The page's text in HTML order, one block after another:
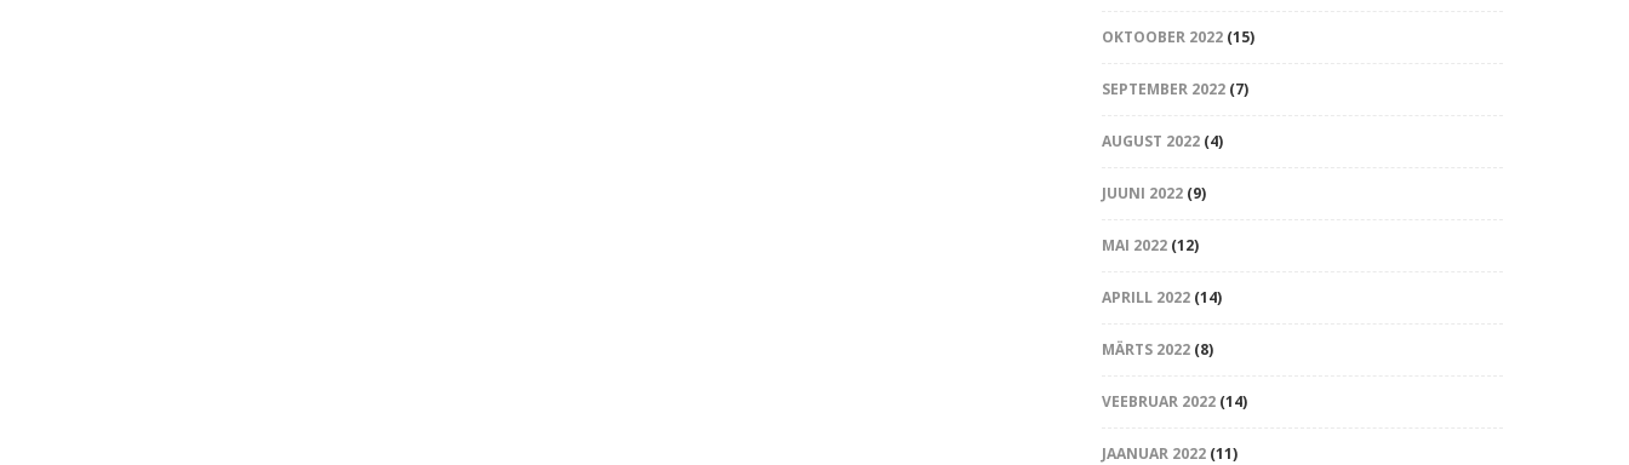
OKTOOBER 2022(15)
SEPTEMBER 2022(7)
AUGUST 2022(4)
JUUNI 2022(9)
MAI 2022(12)
APRILL 2022(14)
MÄRTS 2022(8)
VEEBRUAR 2022(14)
JAANUAR 2022(11)